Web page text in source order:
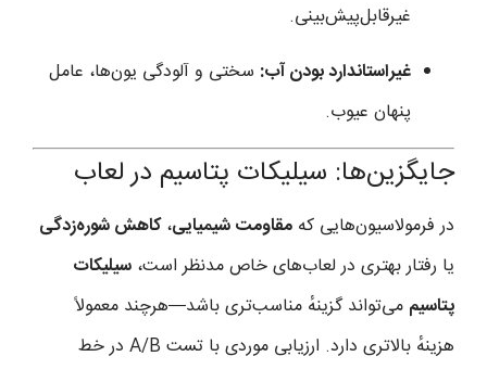
غیرقابل‌پیش‌بینی.
غیراستاندارد بودن آب: سختی و آلودگی یون‌ها، عامل
پنهان عیوب.
جایگزین‌ها: سیلیکات پتاسیم در لعاب
در فرمولاسیون‌هایی که مقاومت شیمیایی،کاهش شوره‌زدگی
یا رفتار بهتری در لعاب‌های خاص مدنظر است، سیلیکات
پتاسیم می‌تواند گزینهٔ مناسب‌تری باشد—هرچند معمولاً
هزینهٔ بالاتری دارد. ارزیابی موردی با تست A/B در خط